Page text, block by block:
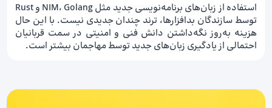
استفاده از زبان‌های برنامه‌نویسی جدید مثل NIM، Golang و Rust
توسط سازندگان بدافزارها، ترند چندان جدیدی نیست. با این حال
هزینه به‌روز نگه‌داشتن دانش فنی و امنیتی در سمت قربانیان
احتمالی از یادگیری زبان‌های جدید توسط مهاجمان بیشتر است.